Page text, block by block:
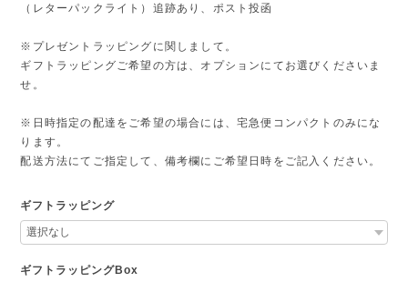
（レターパックライト）追跡あり、ポスト投函
※プレゼントラッピングに関しまして。
ギフトラッピングご希望の方は、オプションにてお選びくださいま
せ。
※日時指定の配達をご希望の場合には、宅急便コンパクトのみにな
ります。
配送方法にてご指定して、備考欄にご希望日時をご記入ください。
ギフトラッピング
ギフトラッピングBox